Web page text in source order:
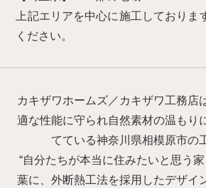
上記エリアを中心に施工しておりま
ください。
カキザワホームズ／カキザワ工務店
適な性能に守られ自然素材の温もり
てている神奈川県相模原市の
“自分たちが本当に住みたいと思う
葉に、外断熱工法を採用したデザイ